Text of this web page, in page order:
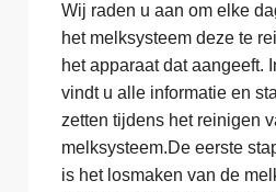
Wij raden u aan om elke
het melksysteem deze te
het apparaat dat aangeeft.
vindt u alle informatie en
zetten tijdens het reinigen
melksysteem.De eerste
is het losmaken van de